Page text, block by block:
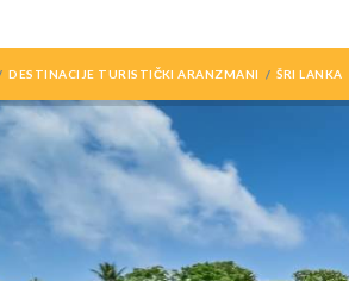
DESTINACIJE TURISTIČKI ARANZMANI ŠRI LANKA